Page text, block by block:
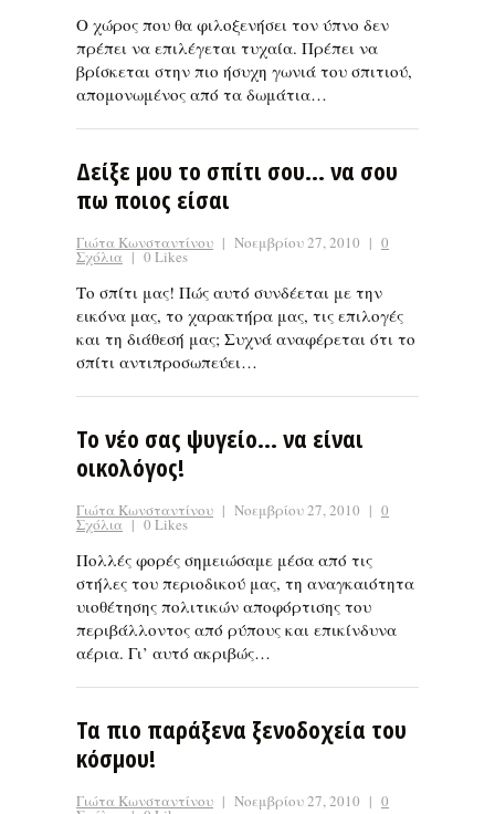
Ο χώρος που θα φιλοξενήσει τον ύπνο δεν
πρέπει να επιλέγεται τυχαία. Πρέπει να
βρίσκεται στην πιο ήσυχη γωνιά του σπιτιού,
απομονωμένος από τα δωμάτια…
Δείξε μου το σπίτι σου… να σου
πω ποιος είσαι
Γιώτα Κωνσταντίνου | Νοεμβρίου 27, 2010 | 0
Σχόλια | 0 Likes
Το σπίτι μας! Πώς αυτό συνδέεται με την
εικόνα μας, το χαρακτήρα μας, τις επιλογές
και τη διάθεσή μας; Συχνά αναφέρεται ότι το
σπίτι αντιπροσωπεύει…
Το νέο σας ψυγείο… να είναι
οικολόγος!
Γιώτα Κωνσταντίνου | Νοεμβρίου 27, 2010 | 0
Σχόλια | 0 Likes
Πολλές φορές σημειώσαμε μέσα από τις
στήλες του περιοδικού μας, τη αναγκαιότητα
υιοθέτησης πολιτικών αποφόρτισης του
περιβάλλοντος από ρύπους και επικίνδυνα
αέρια. Γι’ αυτό ακριβώς…
Τα πιο παράξενα ξενοδοχεία του
κόσμου!
Γιώτα Κωνσταντίνου | Νοεμβρίου 27, 2010 | 0